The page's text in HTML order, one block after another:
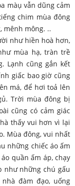
màụ vẫn dũng cảm
chim mùa đông
mênh mông. ..
như hiền hoà hơn,
mùa hạ, tràn trề
Lạnh cũng gắn kết
giấc bao giờ cũng
má, để hơi toả lên
Trời mùa đông bị
cũng có cảm giác
thấy vui hơn vì lại
Mùa đông, vui nhất
những chiếc áo ấm
quần ấm áp, chạy
như những chú gấu
đàm đạo, uống